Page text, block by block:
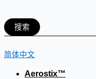
搜索
简体中文
Aerostix™